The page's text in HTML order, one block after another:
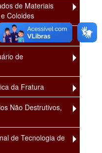
de Materiais
Coloides
da Graduação
de
da Fratura
Não Destrutivos,
de Tecnologia de